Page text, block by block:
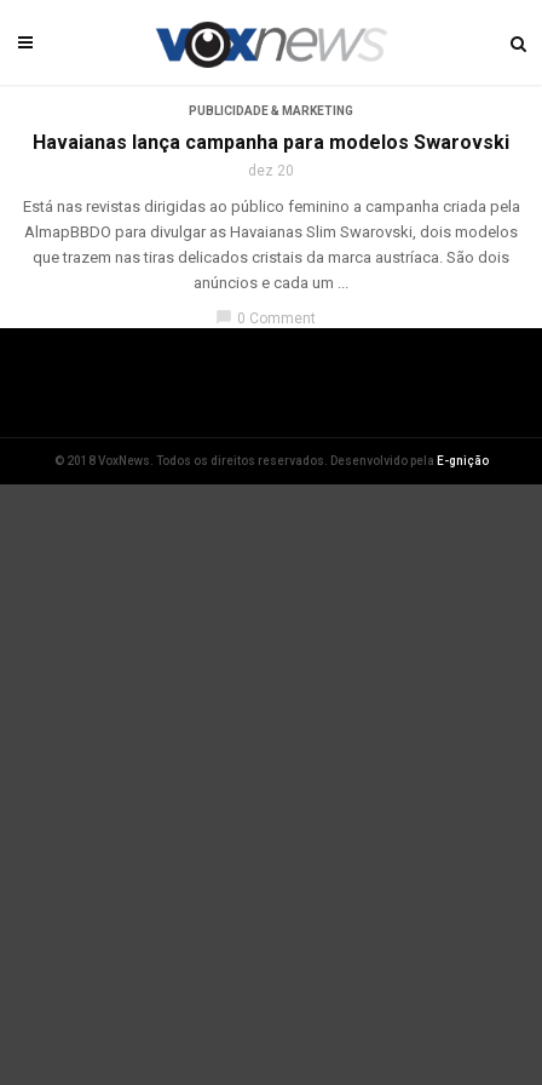
PUBLICIDADE & MARKETING
Havaianas lança campanha para modelos Swarovski
dez 20
Está nas revistas dirigidas ao público feminino a campanha criada pela
AlmapBBDO para divulgar as Havaianas Slim Swarovski, dois modelos
que trazem nas tiras delicados cristais da marca austríaca. São dois
anúncios e cada um ...
chat_bubble 0 Comment
© 2018 VoxNews. Todos os direitos reservados. Desenvolvido pela E-gnição